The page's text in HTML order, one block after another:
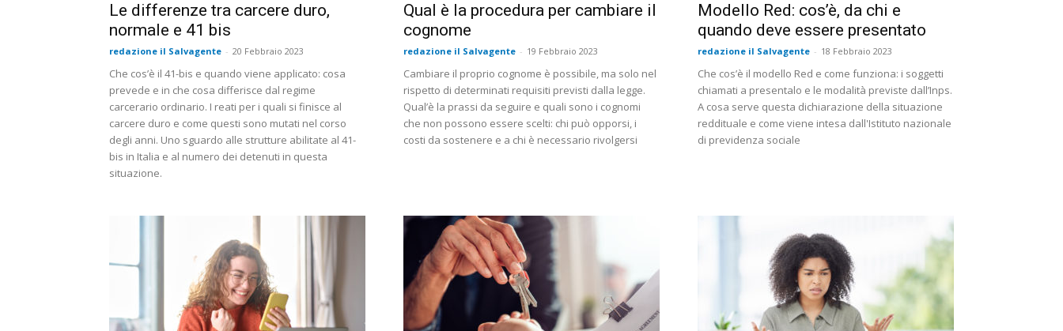
Le differenze tra carcere duro,
normale e 41 bis
redazione il Salvagente - 20 Febbraio 2023
Che cos’è il 41-bis e quando viene applicato: cosa
prevede e in che cosa differisce dal regime
carcerario ordinario. I reati per i quali si finisce al
carcere duro e come questi sono mutati nel corso
degli anni. Uno sguardo alle strutture abilitate al 41-
bis in Italia e al numero dei detenuti in questa
situazione.
Qual è la procedura per cambiare il
cognome
redazione il Salvagente - 19 Febbraio 2023
Cambiare il proprio cognome è possibile, ma solo nel
rispetto di determinati requisiti previsti dalla legge.
Qual’è la prassi da seguire e quali sono i cognomi
che non possono essere scelti: chi può opporsi, i
costi da sostenere e a chi è necessario rivolgersi
Modello Red: cos’è, da chi e
quando deve essere presentato
redazione il Salvagente - 18 Febbraio 2023
Che cos’è il modello Red e come funziona: i soggetti
chiamati a presentalo e le modalità previste dall’Inps.
A cosa serve questa dichiarazione della situazione
reddituale e come viene intesa dall'Istituto nazionale
di previdenza sociale